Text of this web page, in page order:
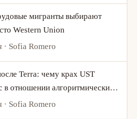
мигранты выбирают
Western Union
· Sofia Romero
Terra: чему крах UST
в отношении алгоритмических
· Sofia Romero